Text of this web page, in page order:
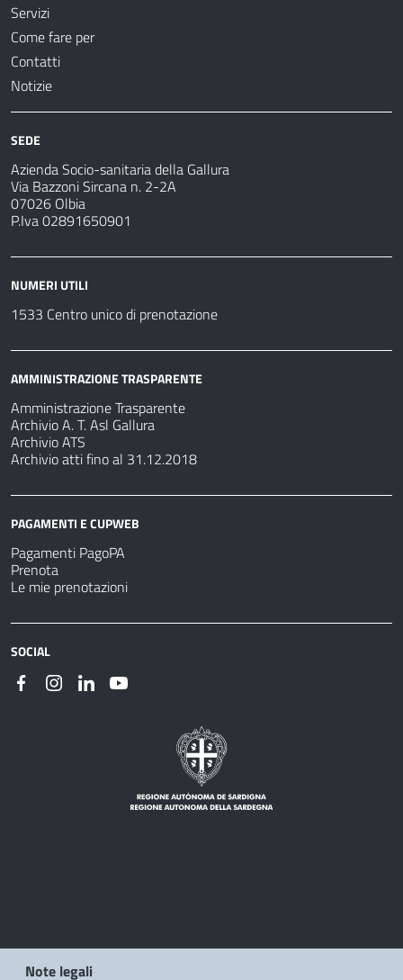
Servizi
Come fare per
Contatti
Notizie
SEDE
Azienda Socio-sanitaria della Gallura
Via Bazzoni Sircana n. 2-2A
07026 Olbia
P.Iva 02891650901
NUMERI UTILI
1533 Centro unico di prenotazione
AMMINISTRAZIONE TRASPARENTE
Amministrazione Trasparente
Archivio A. T. Asl Gallura
Archivio ATS
Archivio atti fino al 31.12.2018
PAGAMENTI E CUPWEB
Pagamenti PagoPA
Prenota
Le mie prenotazioni
SOCIAL
Note legali